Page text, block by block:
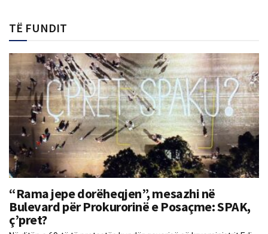
TË FUNDIT
“Rama jepe dorëheqjen”, mesazhi në
Bulevard për Prokurorinë e Posaçme: SPAK,
ç’pret?